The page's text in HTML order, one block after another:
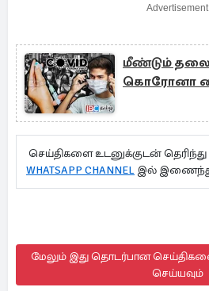
Advertisement
மீண்டும் தலை
கொரோனா
செய்திகளை உடனுக்குடன்
WHATSAPP CHANNEL இல்
மேலும் இது தொடர்பான
செய்யவும்